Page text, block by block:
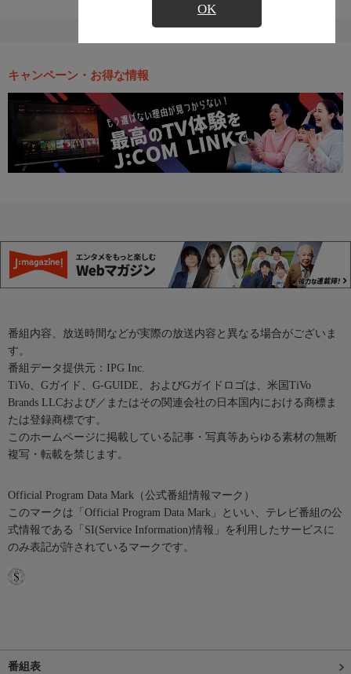
OK
キャンペーン・お得な情報
番組内容、放送時間などが実際の放送内容と異なる場合がございま
す。
番組データ提供元：IPG Inc.
TiVo、Gガイド、G-GUIDE、およびGガイドロゴは、米国TiVo
Brands LLCおよび／またはその関連会社の日本国内における商標ま
たは登録商標です。
このホームページに掲載している記事・写真等あらゆる素材の無断
複写・転載を禁じます。
Official Program Data Mark（公式番組情報マーク）
このマークは「Official Program Data Mark」といい、テレビ番組の公
式情報である「SI(Service Information)情報」を利用したサービスに
のみ表記が許されているマークです。
番組表